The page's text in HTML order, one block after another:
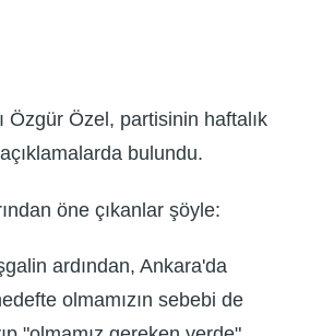
Özgür Özel, partisinin haftalık
bulundu.
öne çıkanlar şöyle:
ardından, Ankara'da
olmamızın sebebi de